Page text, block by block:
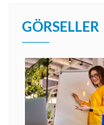
GÖRSELLER